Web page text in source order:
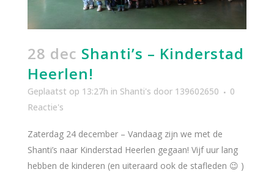
28 dec Shanti’s – Kinderstad
Heerlen!
Geplaatst op 13:27h in Shanti's door 139602650
0
Reactie's
Zaterdag 24 december – Vandaag zijn we met de
Shanti’s naar Kinderstad Heerlen gegaan! Vijf uur lang
hebben de kinderen (en uiteraard ook de stafleden 😉 )